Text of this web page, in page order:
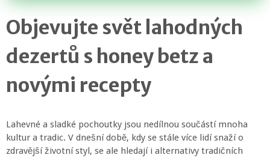
Objevujte svět lahodných
dezertů s honey betz a
novými recepty
Lahevné a sladké pochoutky jsou nedílnou součástí mnoha
kultur a tradic. V dnešní době, kdy se stále více lidí snaží o
zdravější životní styl, se ale hledají i alternativy tradičních